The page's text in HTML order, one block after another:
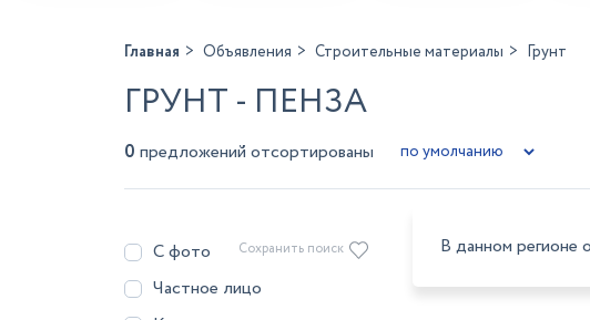
Главная Объявления Строительные материалы Грунт
ГРУНТ - ПЕНЗА
0 предложений отсортированы
С фото
Частное лицо
Сохранить поиск В данном регионе